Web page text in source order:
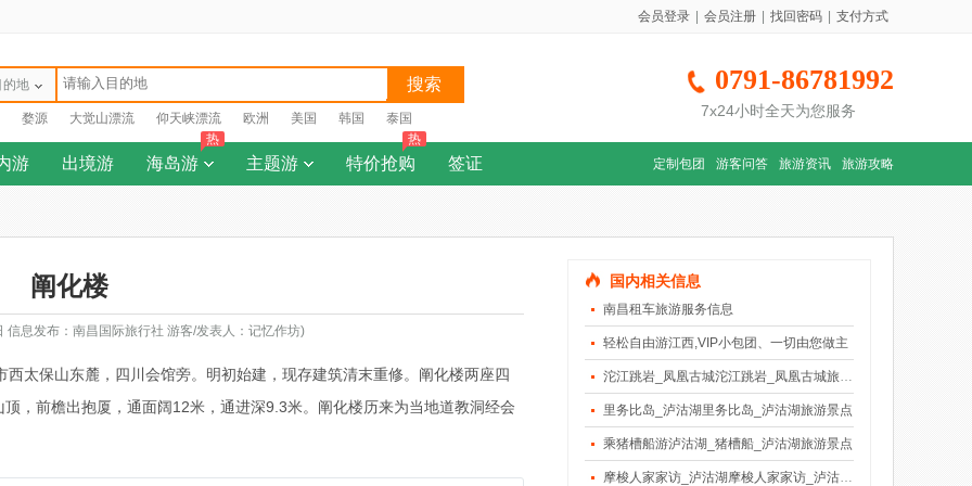
会员登录 会员注册 找回密码 支付方式
的地 搜索
婺源 大觉山漂流 仰天峡漂流 欧洲 美国 韩国 泰国
0791-86781992
7x24小时全天为您服务
游 出境游 海岛游
热
主题游 特价抢购
热
签证 定制包团 游客问答 旅游资讯 旅游攻略
阐化楼
息发布：南昌国际旅行社 游客/发表人：记忆作坊)
太保山东麓，四川会馆旁。明初始建，现存建筑清末重修。阐化楼两座四
，前檐出抱厦，通面阔12米，通进深9.3米。阐化楼历来为当地道教洞经会
国内相关信息
南昌租车旅游服务信息
轻松自由游江西,VIP小包团、一切由您做主
沱江跳岩_凤凰古城沱江跳岩_凤凰古城旅游景点
里务比岛_泸沽湖里务比岛_泸沽湖旅游景点
乘猪槽船游泸沽湖_猪槽船_泸沽湖旅游景点
摩梭人家家访_泸沽湖摩梭人家家访_泸沽湖旅游景点